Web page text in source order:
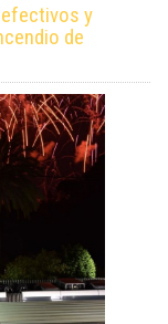
efectivos y
de